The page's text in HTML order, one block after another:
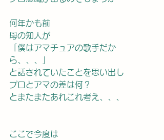
何年かも前
母の知人が
「僕はアマチュアの歌手だか
ら、、、」
と話されていたことを思い出し
プロとアマの差は何？
とまたまたあれこれ考え、、、
ここで今度は